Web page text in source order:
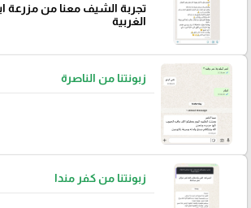
تجربة الشيف معنا من مزرعة
الغربية
زبونتنا من الناصرة
زبونتنا من كفر مندا